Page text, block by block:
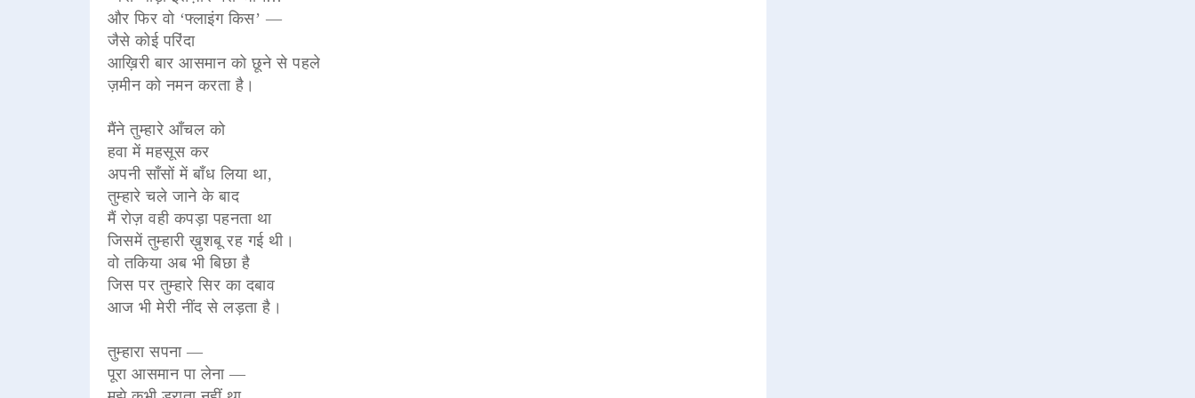
और फिर वो ‘फ्लाइंग किस’ —
जैसे कोई परिंदा
आख़िरी बार आसमान को छूने से पहले
ज़मीन को नमन करता है।
मैंने तुम्हारे आँचल को
हवा में महसूस कर
अपनी साँसों में बाँध लिया था,
तुम्हारे चले जाने के बाद
मैं रोज़ वही कपड़ा पहनता था
जिसमें तुम्हारी ख़ुशबू रह गई थी।
वो तकिया अब भी बिछा है
जिस पर तुम्हारे सिर का दबाव
आज भी मेरी नींद से लड़ता है।
तुम्हारा सपना —
पूरा आसमान पा लेना —